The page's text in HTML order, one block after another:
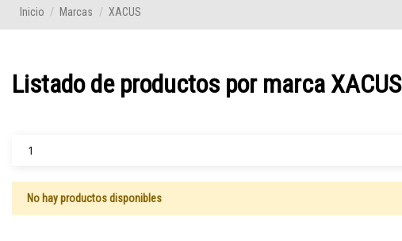
Inicio Marcas XACUS
Listado de productos por marca XACUS
1
No hay productos disponibles